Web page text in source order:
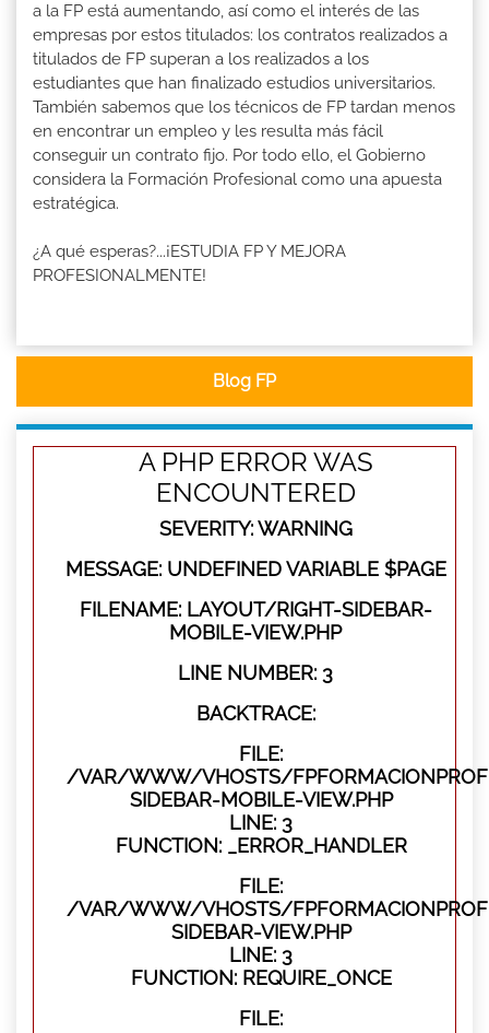
a la FP está aumentando, así como el interés de las
empresas por estos titulados: los contratos realizados a
titulados de FP superan a los realizados a los
estudiantes que han finalizado estudios universitarios.
También sabemos que los técnicos de FP tardan menos
en encontrar un empleo y les resulta más fácil
conseguir un contrato fijo. Por todo ello, el Gobierno
considera la Formación Profesional como una apuesta
estratégica.
¿A qué esperas?...¡ESTUDIA FP Y MEJORA
PROFESIONALMENTE!
Blog FP
A PHP ERROR WAS
ENCOUNTERED
SEVERITY: WARNING
MESSAGE: UNDEFINED VARIABLE $PAGE
FILENAME: LAYOUT/RIGHT-SIDEBAR-
MOBILE-VIEW.PHP
LINE NUMBER: 3
BACKTRACE:
FILE:
/VAR/WWW/VHOSTS/
SIDEBAR-MOBILE-VIEW.PHP
LINE: 3
FUNCTION: _ERROR_HANDLER
FILE:
/VAR/WWW/VHOSTS/
SIDEBAR-VIEW.PHP
LINE: 3
FUNCTION: REQUIRE_ONCE
FILE: